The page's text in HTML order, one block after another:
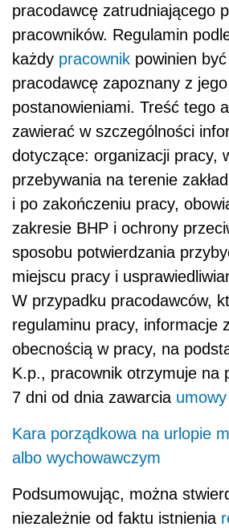
pracodawcę zatrudniającego
pracowników. Regulamin
każdy pracownik powinien
pracodawcę zapoznany z jego
postanowieniami. Treść tego
zawierać w szczególności
dotyczące: organizacji pracy,
przebywania na terenie
i po zakończeniu pracy,
zakresie BHP i ochrony
sposobu potwierdzania
miejscu pracy i
W przypadku pracodawców,
regulaminu pracy, informacje
obecnością w pracy, na
K.p., pracownik otrzymuje na
7 dni od dnia zawarcia
Kara porządkowa na urlopie
albo wychowawczym
Podsumowując, można
niezależnie od faktu istnienia